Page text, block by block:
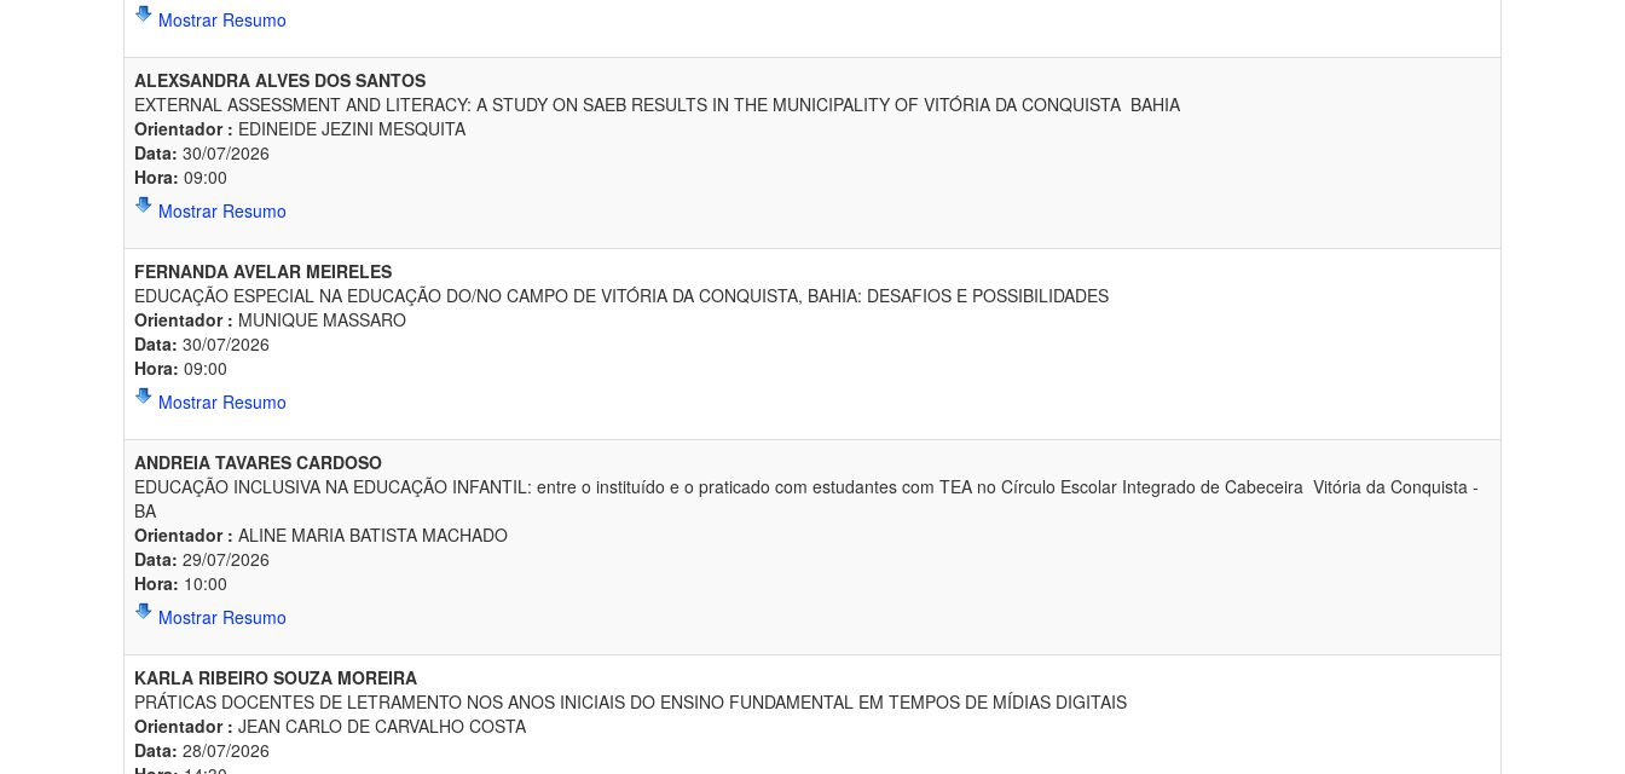
Mostrar Resumo
ALEXSANDRA ALVES DOS SANTOS
EXTERNAL ASSESSMENT AND LITERACY: A STUDY ON SAEB RESULTS IN THE MUNICIPALITY OF VITÓRIA DA CONQUISTA  BAHIA
Orientador : EDINEIDE JEZINI MESQUITA
Data: 30/07/2026
Hora: 09:00
Mostrar Resumo
FERNANDA AVELAR MEIRELES
EDUCAÇÃO ESPECIAL NA EDUCAÇÃO DO/NO CAMPO DE VITÓRIA DA CONQUISTA, BAHIA: DESAFIOS E POSSIBILIDADES
Orientador : MUNIQUE MASSARO
Data: 30/07/2026
Hora: 09:00
Mostrar Resumo
ANDREIA TAVARES CARDOSO
EDUCAÇÃO INCLUSIVA NA EDUCAÇÃO INFANTIL: entre o instituído e o praticado com estudantes com TEA no Círculo Escolar Integrado de Cabeceira  Vitória da Conquista -
BA
Orientador : ALINE MARIA BATISTA MACHADO
Data: 29/07/2026
Hora: 10:00
Mostrar Resumo
KARLA RIBEIRO SOUZA MOREIRA
PRÁTICAS DOCENTES DE LETRAMENTO NOS ANOS INICIAIS DO ENSINO FUNDAMENTAL EM TEMPOS DE MÍDIAS DIGITAIS
Orientador : JEAN CARLO DE CARVALHO COSTA
Data: 28/07/2026